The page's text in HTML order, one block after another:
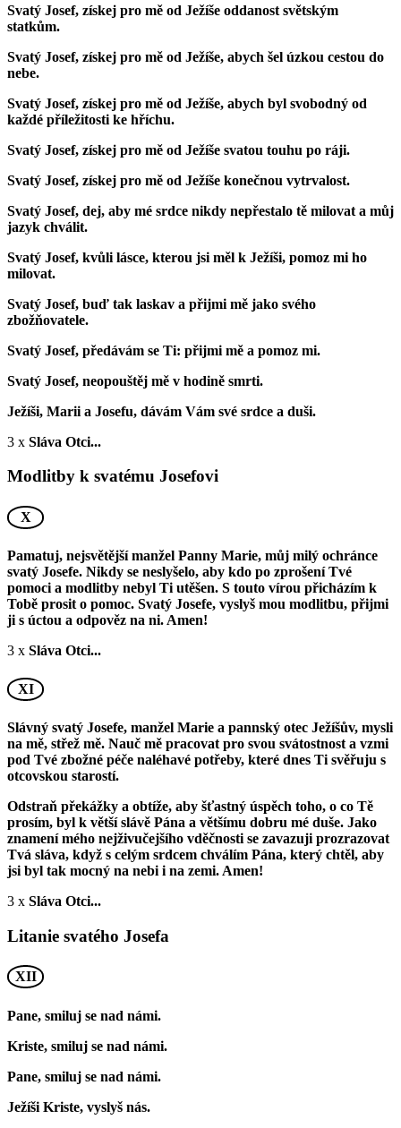
Svatý Josef, získej pro mě od Ježíše oddanost světským
statkům.
Svatý Josef, získej pro mě od Ježíše, abych šel úzkou cestou do
nebe.
Svatý Josef, získej pro mě od Ježíše, abych byl svobodný od
každé příležitosti ke hříchu.
Svatý Josef, získej pro mě od Ježíše svatou touhu po ráji.
Svatý Josef, získej pro mě od Ježíše konečnou vytrvalost.
Svatý Josef, dej, aby mé srdce nikdy nepřestalo tě milovat a můj
jazyk chválit.
Svatý Josef, kvůli lásce, kterou jsi měl k Ježíši, pomoz mi ho
milovat.
Svatý Josef, buď tak laskav a přijmi mě jako svého
zbožňovatele.
Svatý Josef, předávám se Ti: přijmi mě a pomoz mi.
Svatý Josef, neopouštěj mě v hodině smrti.
Ježíši, Marii a Josefu, dávám Vám své srdce a duši.
3 x Sláva Otci...
Modlitby k svatému Josefovi
X
Pamatuj, nejsvětější manžel Panny Marie, můj milý ochránce
svatý Josefe. Nikdy se neslyšelo, aby kdo po zprošení Tvé
pomoci a modlitby nebyl Ti utěšen. S touto vírou přicházím k
Tobě prosit o pomoc. Svatý Josefe, vyslyš mou modlitbu, přijmi
ji s úctou a odpověz na ni. Amen!
3 x Sláva Otci...
XI
Slávný svatý Josefe, manžel Marie a pannský otec Ježíšův, mysli
na mě, střež mě. Nauč mě pracovat pro svou svátostnost a vzmi
pod Tvé zbožné péče naléhavé potřeby, které dnes Ti svěřuju s
otcovskou starostí.
Odstraň překážky a obtíže, aby šťastný úspěch toho, o co Tě
prosím, byl k větší slávě Pána a většímu dobru mé duše. Jako
znamení mého nejživučejšího vděčnosti se zavazuji prozrazovat
Tvá sláva, když s celým srdcem chválím Pána, který chtěl, aby
jsi byl tak mocný na nebi i na zemi. Amen!
3 x Sláva Otci...
Litanie svatého Josefa
XII
Pane, smiluj se nad námi.
Kriste, smiluj se nad námi.
Pane, smiluj se nad námi.
Ježíši Kriste, vyslyš nás.